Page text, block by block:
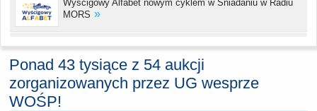
Wyścigowy Alfabet nowym cyklem w Śniadaniu w Radiu
MORS
Ponad 43 tysiące z 54 aukcji
zorganizowanych przez UG wesprze
WOŚP!